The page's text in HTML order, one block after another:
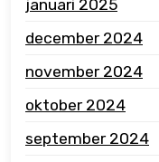
januari 2025
december 2024
november 2024
oktober 2024
september 2024